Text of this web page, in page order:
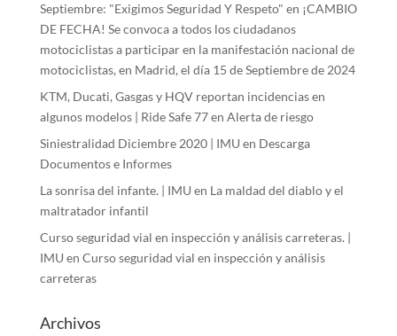
Septiembre: "Exigimos Seguridad Y Respeto" en ¡CAMBIO
DE FECHA! Se convoca a todos los ciudadanos
motociclistas a participar en la manifestación nacional de
motociclistas, en Madrid, el día 15 de Septiembre de 2024
KTM, Ducati, Gasgas y HQV reportan incidencias en
algunos modelos | Ride Safe 77en Alerta de riesgo
Siniestralidad Diciembre 2020 | IMU en Descarga
Documentos e Informes
La sonrisa del infante. | IMU en La maldad del diablo y el
maltratador infantil
Curso seguridad vial en inspección y análisis carreteras. |
IMU en Curso seguridad vial en inspección y análisis
carreteras
Archivos